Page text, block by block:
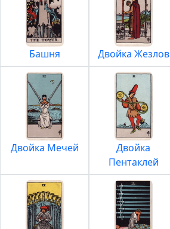
Башня Двойка Жезлов
Двойка Мечей
Двойка
Пентаклей